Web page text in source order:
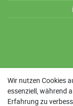
Wir nutzen Cookies
essenziell, während
Erfahrung zu